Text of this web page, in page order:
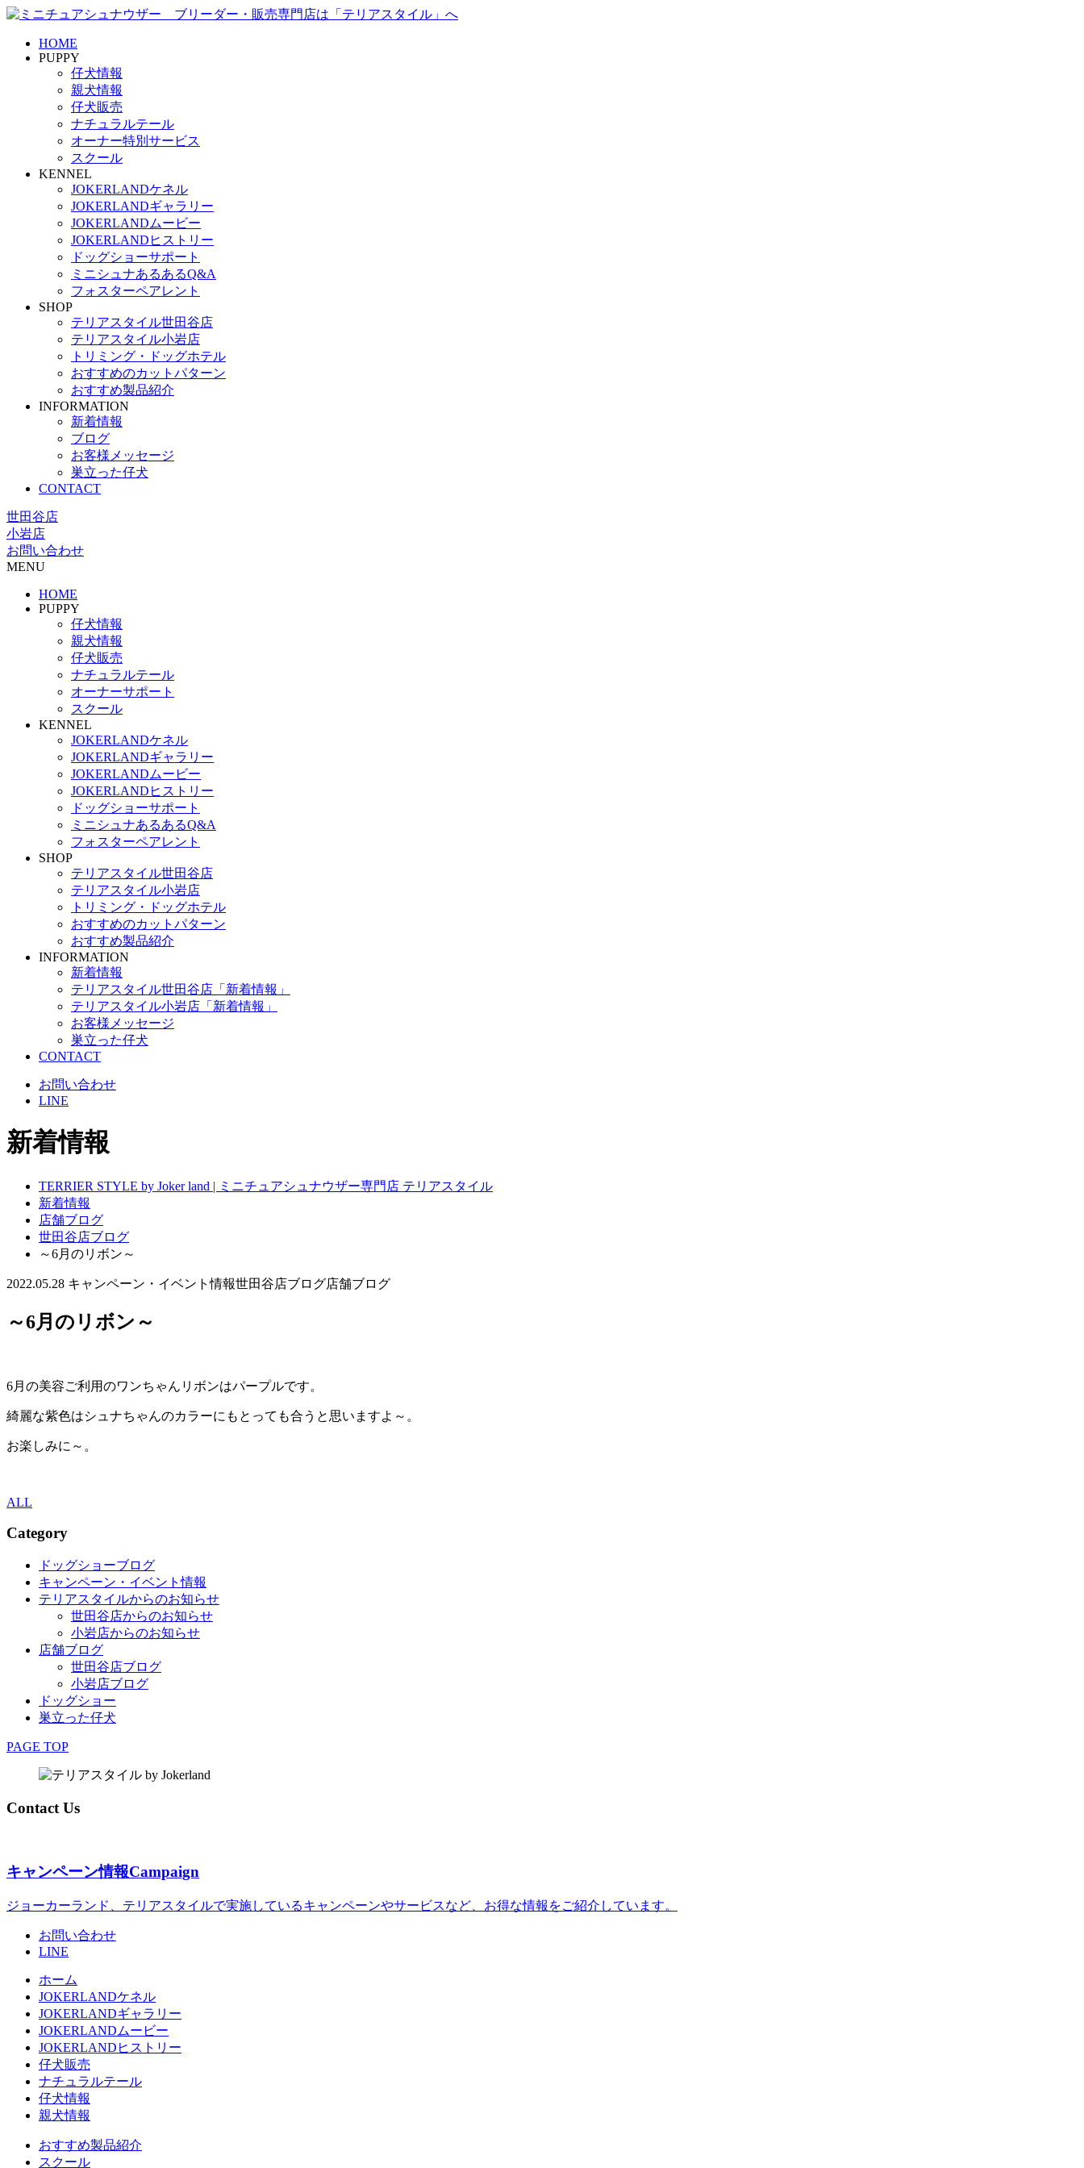
HOME
PUPPY
仔犬情報
親犬情報
仔犬販売
ナチュラルテール
オーナー特別サービス
スクール
KENNEL
JOKERLANDケネル
JOKERLANDギャラリー
JOKERLANDムービー
JOKERLANDヒストリー
ドッグショーサポート
ミニシュナあるあるQ&A
フォスターペアレント
SHOP
テリアスタイル世田谷店
テリアスタイル小岩店
トリミング・ドッグホテル
おすすめのカットパターン
おすすめ製品紹介
INFORMATION
新着情報
ブログ
お客様メッセージ
巣立った仔犬
CONTACT
世田谷店
小岩店
お問い合わせ
MENU
HOME
PUPPY
仔犬情報
親犬情報
仔犬販売
ナチュラルテール
オーナーサポート
スクール
KENNEL
JOKERLANDケネル
JOKERLANDギャラリー
JOKERLANDムービー
JOKERLANDヒストリー
ドッグショーサポート
ミニシュナあるあるQ&A
フォスターペアレント
SHOP
テリアスタイル世田谷店
テリアスタイル小岩店
トリミング・ドッグホテル
おすすめのカットパターン
おすすめ製品紹介
INFORMATION
新着情報
テリアスタイル世田谷店「新着情報」
テリアスタイル小岩店「新着情報」
お客様メッセージ
巣立った仔犬
CONTACT
お問い合わせ
LINE
新着情報
TERRIER STYLE by Joker land | ミニチュアシュナウザー専門店 テリアスタイル
新着情報
店舗ブログ
世田谷店ブログ
～6月のリボン～
2022.05.28 キャンペーン・イベント情報世田谷店ブログ店舗ブログ
～6月のリボン～
6月の美容ご利用のワンちゃんリボンはパープルです。
綺麗な紫色はシュナちゃんのカラーにもとっても合うと思いますよ～。
お楽しみに～。
ALL
Category
ドッグショーブログ
キャンペーン・イベント情報
テリアスタイルからのお知らせ
世田谷店からのお知らせ
小岩店からのお知らせ
店舗ブログ
世田谷店ブログ
小岩店ブログ
ドッグショー
巣立った仔犬
PAGE TOP
Contact Us
キャンペーン情報Campaign
ジョーカーランド、テリアスタイルで実施しているキャンペーンやサービスなど、お得な情報をご紹介しています。
お問い合わせ
LINE
ホーム
JOKERLANDケネル
JOKERLANDギャラリー
JOKERLANDムービー
JOKERLANDヒストリー
仔犬販売
ナチュラルテール
仔犬情報
親犬情報
おすすめ製品紹介
スクール